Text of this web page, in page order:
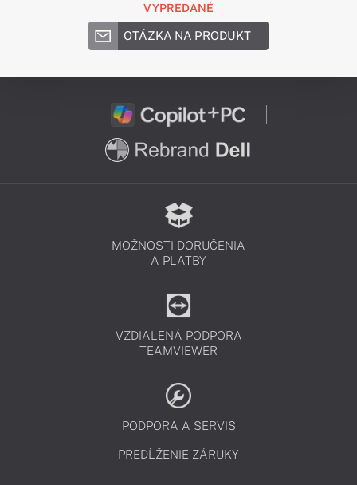
VYPREDANÉ
OTÁZKA NA PRODUKT
MOŽNOSTI DORUČENIA
A PLATBY
VZDIALENÁ PODPORA
TEAMVIEWER
PODPORA A SERVIS
PREDĹŽENIE ZÁRUKY